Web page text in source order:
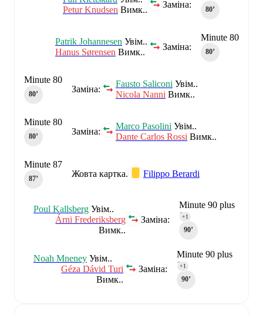
80‎’‎
Заміна:
Petur Knudsen Вимк..
Minute 80
80‎’‎
Заміна:
Patrik Johannesen Увім..
Hanus Sørensen Вимк..
Заміна:
Fausto Saliconi Увім..
Nicola Nanni Вимк..
Minute 80
80‎’‎
Заміна:
Marco Pasolini Увім..
Dante Carlos Rossi Вимк..
Minute 80
80‎’‎
Жовта картка. Filippo Berardi
Minute 87
87‎’‎
Minute 90 plus
1
90‎’‎
+1
Заміна:
Poul Kallsberg Увім..
Árni Frederiksberg
Вимк..
Minute 90 plus
1
90‎’‎
+1
Заміна:
Noah Mneney Увім..
Géza Dávid Turi
Вимк..